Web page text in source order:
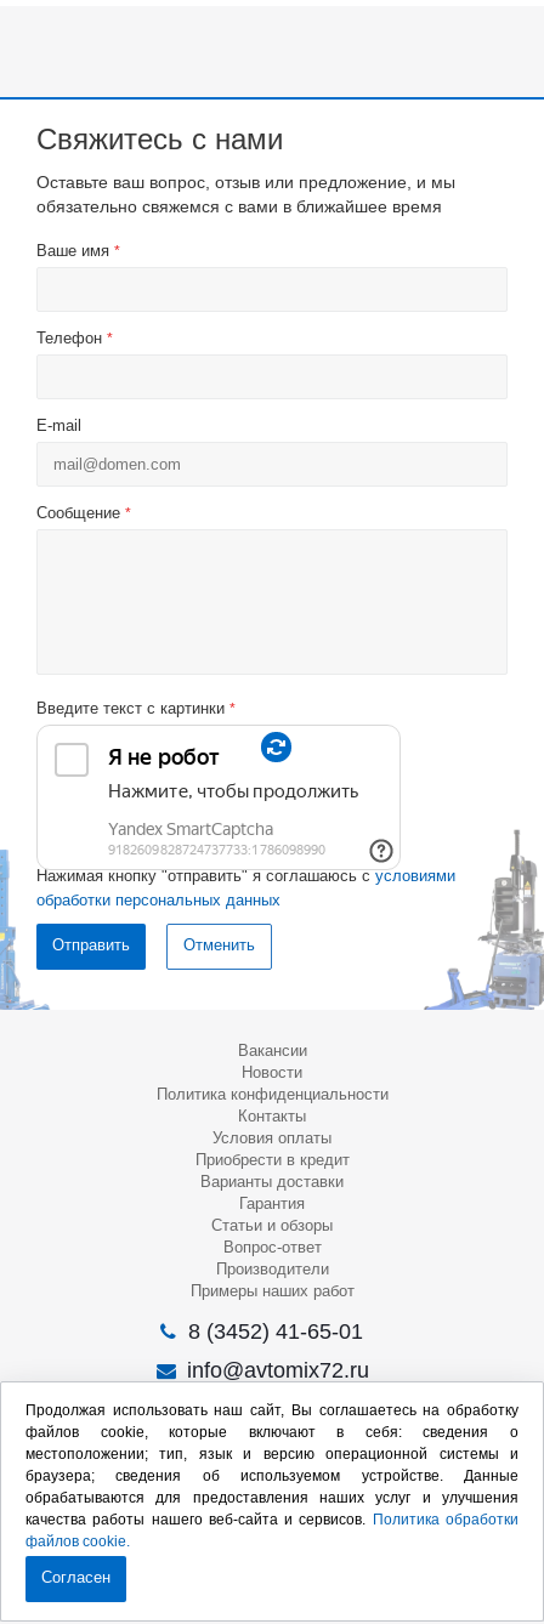
Свяжитесь с нами
Оставьте ваш вопрос, отзыв или предложение, и мы
обязательно свяжемся с вами в ближайшее время
Ваше имя *
Телефон *
E-mail
Сообщение *
Введите текст с картинки *
Нажимая кнопку "отправить" я соглашаюсь с условиями
обработки персональных данных
Отменить
Вакансии
Новости
Политика конфиденциальности
Контакты
Условия оплаты
Приобрести в кредит
Варианты доставки
Гарантия
Статьи и обзоры
Вопрос-ответ
Производители
Примеры наших работ
8 (3452) 41-65-01
info@avtomix72.ru
г. Тюмень, ул. 50 лет Октября, 120
Пн-Пт
: 09:00 – 19:00
Сб: 10:00 – 17:00
Вс: Выходной
Мы в социальных сетях:
Продолжая использовать наш сайт, Вы соглашаетесь на обработку
файлов cookie, которые включают в себя: сведения о
местоположении; тип, язык и версию операционной системы и
браузера; сведения об используемом устройстве. Данные
обрабатываются для предоставления наших услуг и улучшения
качества работы нашего веб-сайта и сервисов. Политика обработки
файлов cookie.
Согласен